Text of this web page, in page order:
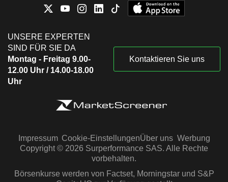
UNSERE EXPERTEN
SIND FÜR SIE DA
Montag - Freitag 9.00-
12.00 Uhr / 14.00-18.00
Uhr
Kontaktieren Sie uns
Impressum Cookie-EinstellungenÜber uns Werbung
Copyright © 2026 Surperformance SAS. Alle Rechte
vorbehalten.
Börsenkurse werden von Factset, Morningstar und S&P